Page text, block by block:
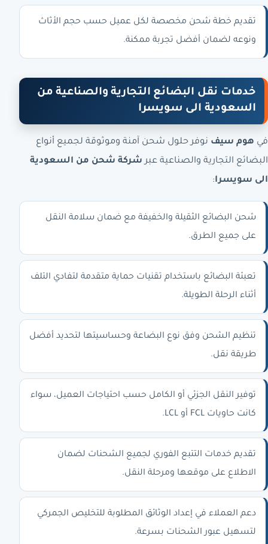
تقديم خطة شحن مخصصة لكل عميل حسب حجم الأثاث
ونوعه لضمان أفضل تجربة ممكنة.
خدمات نقل البضائع التجارية والصناعية من
السعودية الى سويسرا
في هوم سيف نوفر حلول شحن آمنة وموثوقة لجميع أنواع
البضائع التجارية والصناعية عبر شركة شحن من السعودية
الى سويسرا:
شحن البضائع الثقيلة والخفيفة مع ضمان سلامة النقل
على جميع الطرق.
تعبئة البضائع باستخدام تقنيات حماية متقدمة لتفادي التلف
أثناء الرحلة الطويلة.
تنظيم الشحن وفق نوع البضاعة وحساسيتها لتحديد أفضل
طريقة نقل.
توفير النقل الجزئي أو الكامل حسب احتياجات العميل، سواء
كانت حاويات FCL أو LCL.
تقديم خدمات التتبع الفوري لجميع الشحنات لضمان
الاطلاع على موقعها ومرحلة النقل.
دعم العملاء في إعداد الوثائق المطلوبة للتخليص الجمركي
لتسهيل عبور الشحنات بسرعة.